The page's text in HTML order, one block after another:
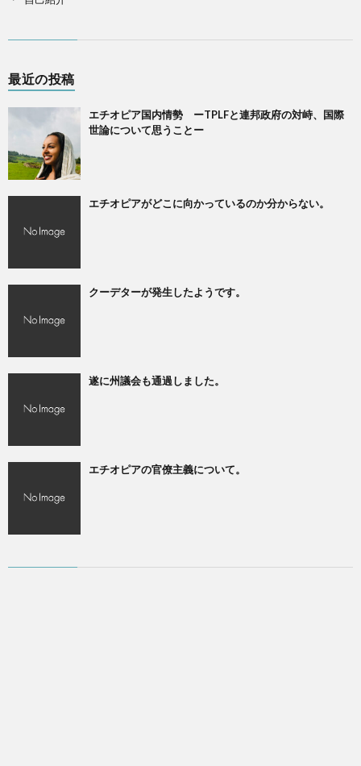
最近の投稿
エチオピア国内情勢 ーTPLFと連邦政府の対峙、国際
世論について思うことー
エチオピアがどこに向かっているのか分からない。
クーデターが発生したようです。
遂に州議会も通過しました。
エチオピアの官僚主義について。